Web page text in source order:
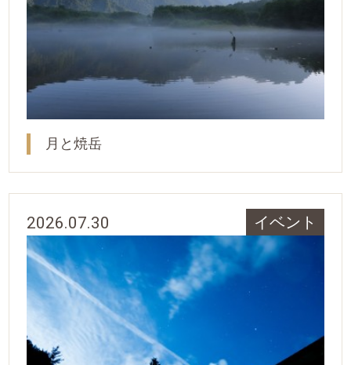
月と焼岳
2026.07.30 イベント